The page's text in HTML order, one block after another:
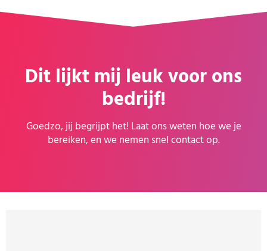
Dit lijkt mij leuk voor ons
bedrijf!
Goedzo, jij begrijpt het! Laat ons weten hoe we je
bereiken, en we nemen snel contact op.